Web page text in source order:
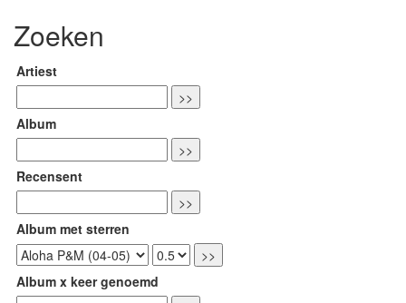
Zoeken
Artiest
Album
Recensent
Album met sterren
Album x keer genoemd